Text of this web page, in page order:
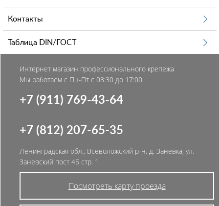
Контакты
Таблица DIN/ГОСТ
Интернет магазин профессионального крепежа
Мы работаем с Пн-Пт с 08:30 до 17:00
+7 (911) 769-43-64
+7 (812) 207-65-35
Ленинградская обл., Всеволожский р-н, д. Заневка, ул.
Заневский пост 4Б стр. 1
Посмотреть карту проезда